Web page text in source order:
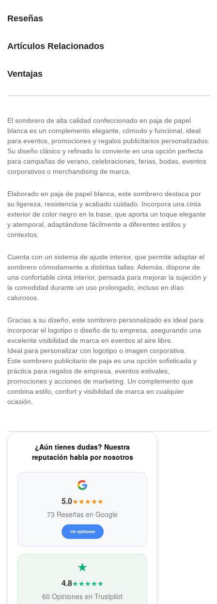
Reseñas
Artículos Relacionados
Ventajas
El sombrero de alta calidad confeccionado en paja de papel
blanca es un complemento elegante, cómodo y funcional, ideal
para eventos, promociones y regalos publicitarios personalizados.
Su diseño clásico y refinado lo convierte en una opción perfecta
para campañas de verano, celebraciones, ferias, bodas, eventos
corporativos o merchandising de marca.
Elaborado en paja de papel blanca, este sombrero destaca por
su ligereza, resistencia y acabado cuidado. Incorpora una cinta
exterior de color negro en la base, que aporta un toque elegante
y atemporal, adaptándose fácilmente a diferentes estilos y
contextos.
Cuenta con un sistema de ajuste interior, que permite adaptar el
sombrero cómodamente a distintas tallas. Además, dispone de
una confortable cinta interior, pensada para mejorar la sujeción y
la comodidad durante un uso prolongado, incluso en días
calurosos.
Gracias a su diseño, este sombrero personalizado es ideal para
incorporar el logotipo o diseño de tu empresa, asegurando una
excelente visibilidad de marca en eventos al aire libre.
Ideal para personalizar con logotipo o imagen corporativa.
Este sombrero publicitario de paja es una opción sofisticada y
práctica para regalos de empresa, eventos estivales,
promociones y acciones de marketing. Un complemento que
combina estilo, confort y visibilidad de marca en cualquier
ocasión.
¿Aún tienes dudas? Nuestra
reputación habla por nosotros
5.0★★★★★
73 Reseñas en Google
Ver opiniones
4.8★★★★★
60 Opiniones en Trustpilot